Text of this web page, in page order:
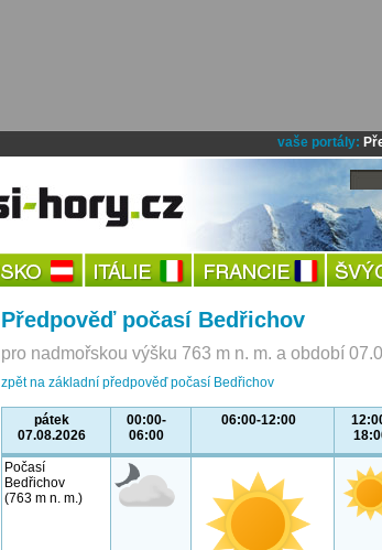
vaše portály:
Předpověď počasí Bedřichov
pro nadmořskou výšku 763 m n. m. a období
zpět na základní předpověď počasí Bedřichov
pátek
07.08.2026
00:00-
06:00
06:00-12:00
Počasí
Bedřichov
(763 m n. m.)